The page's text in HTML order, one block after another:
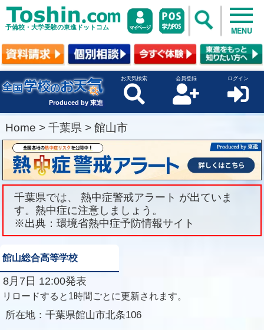
予備校・大学受験の東進ドットコム MENU
Produced by 東進
お天気検索 会員登録 ログイン
Home > 千葉県 > 館山市
千葉県では、 熱中症警戒アラート が出ていま
す。熱中症に注意しましょう。
※出典：環境省熱中症予防情報サイト
館山総合高等学校
8月7日 12:00発表
リロードすると1時間ごとに更新されます。
所在地： 千葉県館山市北条106